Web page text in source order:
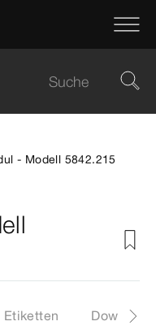
- Modell 5842.215
Etiketten